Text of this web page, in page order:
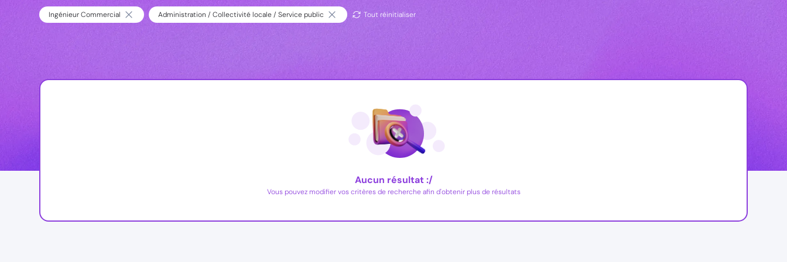
Ingénieur Commercial Administration / Collectivité locale / Service public Tout réinitialiser
Aucun résultat :/
Vous pouvez modifier vos critères de recherche afin d'obtenir plus de résultats